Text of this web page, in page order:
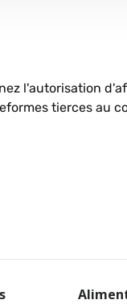
l'autorisation
tierces au